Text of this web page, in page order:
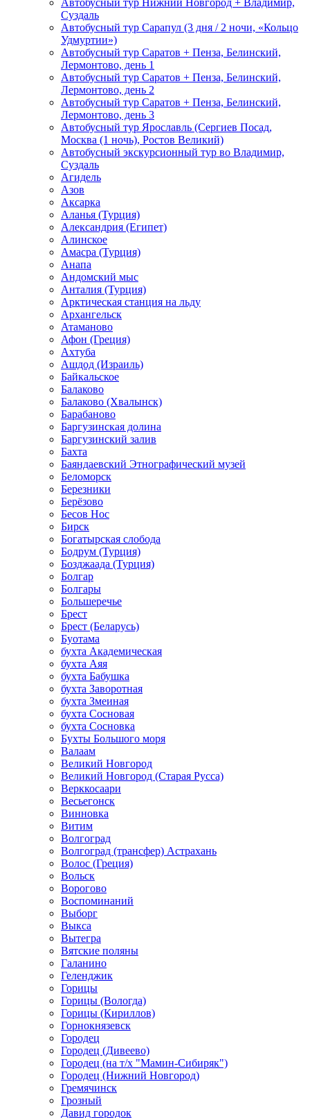
Автобусный тур Нижний Новгород + Владимир,
Суздаль
Автобусный тур Сарапул (3 дня / 2 ночи, «Кольцо
Удмуртии»)
Автобусный тур Саратов + Пенза, Белинский,
Лермонтово, день 1
Автобусный тур Саратов + Пенза, Белинский,
Лермонтово, день 2
Автобусный тур Саратов + Пенза, Белинский,
Лермонтово, день 3
Автобусный тур Ярославль (Сергиев Посад,
Москва (1 ночь), Ростов Великий)
Автобусный экскурсионный тур во Владимир,
Суздаль
Агидель
Азов
Аксарка
Аланья (Турция)
Александрия (Египет)
Алинское
Амасра (Турция)
Анапа
Андомский мыс
Анталия (Турция)
Арктическая станция на льду
Архангельск
Атаманово
Афон (Греция)
Ахтуба
Ашдод (Израиль)
Байкальское
Балаково
Балаково (Хвалынск)
Барабаново
Баргузинская долина
Баргузинский залив
Бахта
Баяндаевский Этнографический музей
Беломорск
Березники
Берёзово
Бесов Нос
Бирск
Богатырская слобода
Бодрум (Турция)
Бозджаада (Турция)
Болгар
Болгары
Большеречье
Брест
Брест (Беларусь)
Буотама
бухта Академическая
бухта Аяя
бухта Бабушка
бухта Заворотная
бухта Змеиная
бухта Сосновая
бухта Сосновка
Бухты Большого моря
Валаам
Великий Новгород
Великий Новгород (Старая Русса)
Верккосаари
Весьегонск
Винновка
Витим
Волгоград
Волгоград (трансфер) Астрахань
Волос (Греция)
Вольск
Ворогово
Воспоминаний
Выборг
Выкса
Вытегра
Вятские поляны
Галанино
Геленджик
Горицы
Горицы (Вологда)
Горицы (Кириллов)
Горнокнязевск
Городец
Городец (Дивеево)
Городец (на т/х "Мамин-Сибиряк")
Городец (Нижний Новгород)
Гремячинск
Грозный
Давид городок